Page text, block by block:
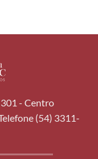
301 - Centro
(54) 3311-